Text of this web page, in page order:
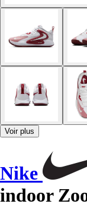
Voir plus
Nike
indoor